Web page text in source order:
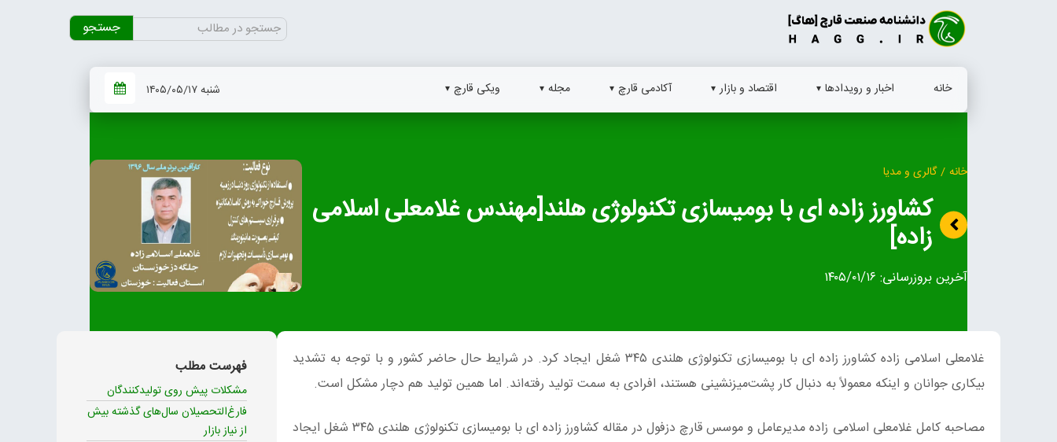
جستجو
برای:
خانه اخبار و رویدادها اقتصاد و بازار آکادمی قارچ مجله ویکی قارچ شنبه ۱۴۰۵/۰۵/۱۷
خانه / گالری و مدیا
کشاورز زاده ای با بومی‎سازی تکنولوژی هلند[مهندس غلامعلی اسلامی
زاده]
آخرین بروزرسانی: ۱۴۰۵/۰۱/۱۶
غلامعلی اسلامی زاده کشاورز زاده ای با بومی‎سازی تکنولوژی هلندی ۳۴۵ شغل ایجاد کرد. در شرایط حال حاضر کشور و با توجه به تشدید
بیکاری جوانان و اینکه معمولاً به دنبال کار پشت‌میزنشینی هستند، افرادی به سمت تولید رفته‌اند. اما همین تولید هم دچار مشکل است.
مصاحبه کامل غلامعلی اسلامی زاده مدیرعامل و موسس قارچ دزفول در مقاله کشاورز زاده ای با بومی‎سازی تکنولوژی هلندی ۳۴۵ شغل ایجاد
فهرست مطلب
مشکلات پیش روی تولیدکنندگان
فارغ‌التحصیلان سال‌های گذشته بیش
از نیاز بازار